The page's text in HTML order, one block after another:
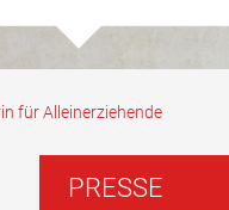
für Alleinerziehende
PRESSE